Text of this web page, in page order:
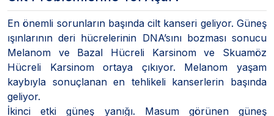
En önemli sorunların başında cilt kanseri geliyor. Güneş
ışınlarının deri hücrelerinin DNA’sını bozması sonucu
Melanom ve Bazal Hücreli Karsinom ve Skuamöz
Hücreli Karsinom ortaya çıkıyor. Melanom yaşam
kaybıyla sonuçlanan en tehlikeli kanserlerin başında
geliyor.
İkinci etki güneş yanığı. Masum görünen güneş